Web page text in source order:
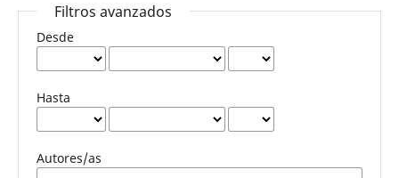
Filtros avanzados
Desde
Hasta
Autores/as